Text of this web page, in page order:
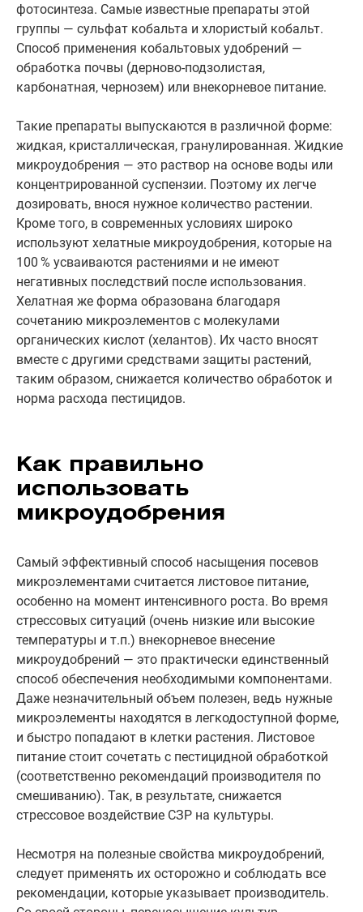
фотосинтеза. Самые известные препараты этой
группы — сульфат кобальта и хлористый кобальт.
Способ применения кобальтовых удобрений —
обработка почвы (дерново-подзолистая,
карбонатная, чернозем) или внекорневое питание.
Такие препараты выпускаются в различной форме:
жидкая, кристаллическая, гранулированная. Жидкие
микроудобрения — это раствор на основе воды или
концентрированной суспензии. Поэтому их легче
дозировать, внося нужное количество растении.
Кроме того, в современных условиях широко
используют хелатные микроудобрения, которые на
100 % усваиваются растениями и не имеют
негативных последствий после использования.
Хелатная же форма образована благодаря
сочетанию микроэлементов с молекулами
органических кислот (хелантов). Их часто вносят
вместе с другими средствами защиты растений,
таким образом, снижается количество обработок и
норма расхода пестицидов.
Как правильно
использовать
микроудобрения
Самый эффективный способ насыщения посевов
микроэлементами считается листовое питание,
особенно на момент интенсивного роста. Во время
стрессовых ситуаций (очень низкие или высокие
температуры и т.п.) внекорневое внесение
микроудобрений — это практически единственный
способ обеспечения необходимыми компонентами.
Даже незначительный объем полезен, ведь нужные
микроэлементы находятся в легкодоступной форме,
и быстро попадают в клетки растения. Листовое
питание стоит сочетать с пестицидной обработкой
(соответственно рекомендаций производителя по
смешиванию). Так, в результате, снижается
стрессовое воздействие СЗР на культуры.
Несмотря на полезные свойства микроудобрений,
следует применять их осторожно и соблюдать все
рекомендации, которые указывает производитель.